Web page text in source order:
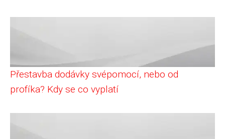
Přestavba dodávky svépomocí, nebo od
profíka? Kdy se co vyplatí